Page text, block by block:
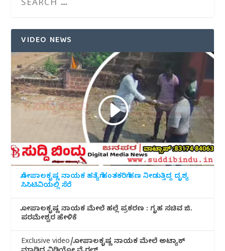
VIDEO NEWS
ಗೋಪಾಲಕೃಷ್ಣ ನಾಯಕ ಹತ್ಯೆಗೆ ಹಂತಕರಿಗೆ ಹಣ ನೀಡುತ್ತಿದ್ದ ದೃಶ್ಯ
ಸಿಸಿಟಿವಿಯಲ್ಲಿ ಸೆರೆ
ಗೋಪಾಲಕೃಷ್ಣ ನಾಯಕ ಮೇಲೆ ಹಲ್ಲೆ ಪ್ರಕರಣ : ಗೃಹ ಸಚಿವ ಜಿ.
ಪರಮೇಶ್ವರ ಹೇಳಿಕೆ
Exclusive video/ಗೋಪಾಲಕೃಷ್ಣ ನಾಯಕ ಮೇಲೆ ಅಟ್ಯಾಕ್